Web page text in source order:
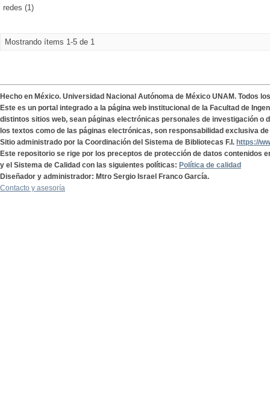
redes (1)
Mostrando ítems 1-5 de 1
Hecho en México. Universidad Nacional Autónoma de México UNAM. Todos
Este es un portal integrado a la página web institucional de la Facultad de
distintos sitios web, sean páginas electrónicas personales de investigación o
los textos como de las páginas electrónicas, son responsabilidad exclusiva
Sitio administrado por la Coordinación del Sistema de Bibliotecas F.I. https://
Este repositorio se rige por los preceptos de protección de datos contenidos
y el Sistema de Calidad con las siguientes políticas: Política de calidad
Diseñador y administrador: Mtro Sergio Israel Franco García.
Contacto y asesoría